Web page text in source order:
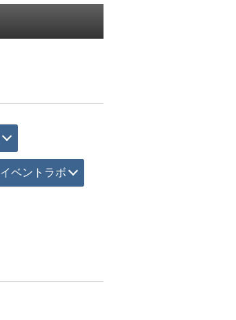
イベントラボ